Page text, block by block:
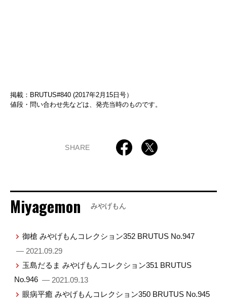
掲載：BRUTUS#840 (2017年2月15日号）
値段・問い合わせ先などは、発売当時のものです。
SHARE
Miyagemon みやげもん
御槍 みやげもんコレクション352 BRUTUS No.947
— 2021.09.29
玉島だるま みやげもんコレクション351 BRUTUS
No.946 — 2021.09.13
眼病平癒 みやげもんコレクション350 BRUTUS No.945